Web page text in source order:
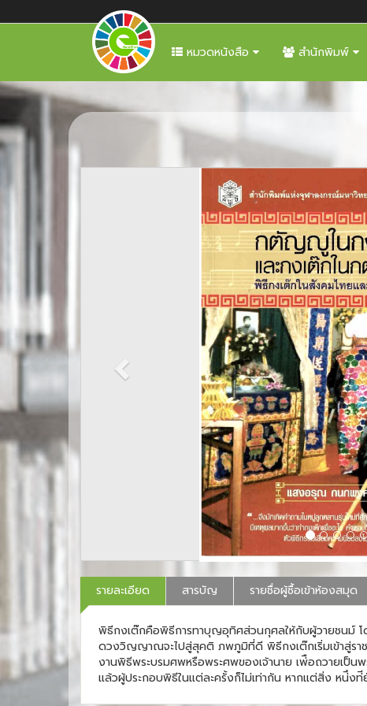
หมวดหนังสือ สำนักพิมพ์
รายละเอียด สารบัญ รายชื่อผู้ซื้อเข้าห้องสมุด
พิธีกงเต๊กคือพิธีการทาบุญอุทิศส่วนกุศลให้กับผู้วายชนม์ โ
ดวงวิญญาณจะไปสู่สุคติ ภพภูมิที่ดี พิธีกงเต๊กเริ่มเข้าสู่รา
งานพิธีพระบรมศพหรือพระศพของเจ้านาย เพ่ือถวายเป็น
แล้วผู้ประกอบพิธีในแต่ละครั้งก็ไม่เท่ากัน หากแต่สิ่ง หน่ึง